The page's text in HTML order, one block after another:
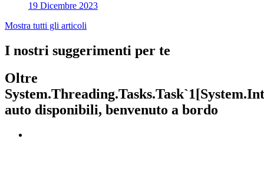
19 Dicembre 2023
Mostra tutti gli articoli
I nostri suggerimenti per te
Oltre
auto disponibili, benvenuto a bordo